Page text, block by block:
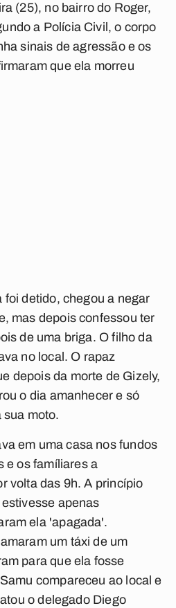
(25), no bairro do Roger,
a Polícia Civil, o corpo
sinais de agressão e os
que ela morreu
foi detido, chegou a negar
mas depois confessou ter
de uma briga. O filho da
no local. O rapaz
depois da morte de Gizely,
o dia amanhecer e só
sua moto.
em uma casa nos fundos
e os famíliares a
volta das 9h. A princípio
apenas
ela 'apagada'.
um táxi de um
para que ela fosse
compareceu ao local e
o delegado Diego